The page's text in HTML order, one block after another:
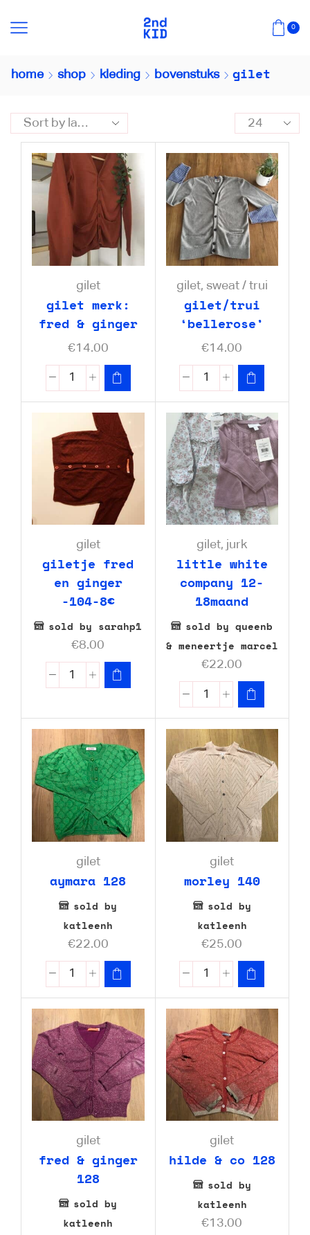
0
home shop kleding bovenstuks gilet
gilet
gilet merk:
fred & ginger
€14.00
gilet, sweat / trui
gilet/trui
‘bellerose’
€14.00
gilet
giletje fred
en ginger
-104-8€
sold by sarahp1
€8.00
gilet, jurk
little white
company 12-
18maand
sold by queenb
& meneertje marcel
€22.00
gilet
aymara 128
sold by
katleenh
€22.00
gilet
morley 140
sold by
katleenh
€25.00
gilet
fred & ginger
128
sold by
katleenh
gilet
hilde & co 128
sold by
katleenh
€13.00